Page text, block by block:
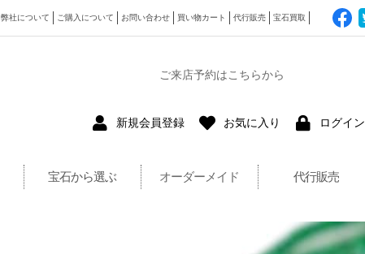
弊社について ご購入について お問い合わせ 買い物カート 代行販売 宝石買取
ご来店予約はこちらから
新規会員登録 お気に入り ログイン
宝石から選ぶ オーダーメイド 代行販売